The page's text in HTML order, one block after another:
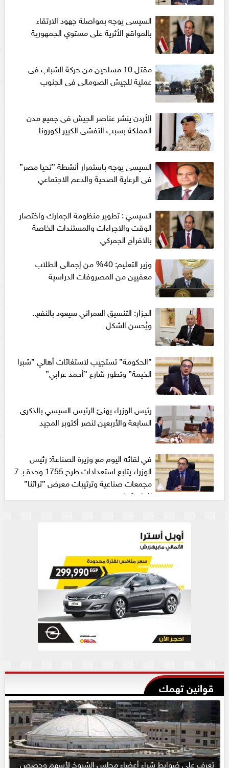
السيسى يوجه بمواصلة جهود الارتقاء
بالمواقع الأثرية على مستوي الجمهورية
مقتل 10 مسلحين من حركة الشباب فى
عملية للجيش الصومالى فى الجنوب
الأردن ينشر عناصر الجيش فى جميع مدن
المملكة بسبب التفشى الكبير لكورونا
السيسى يوجه باستمرار أنشطة ”تحيا مصر”
فى الرعاية الصحية والدعم الاجتماعي
السيسي : تطوير منظومة الجمارك واختصار
الوقت والاجراءات والمستندات الخاصة
بالافراج الجمركي
وزير التعليم: 40% من إجمالى الطلاب
معفيين من المصروفات الدراسية
الجزار: التنسيق العمراني سيعود بالنفع..
ويُحسن الشكل
”الحكومة” تستجيب لاستغاثات أهالي ”شبرا
الخيمة” وتطور شارع ”أحمد عرابي”
رئيس الوزراء يهنئ الرئيس السيسي بالذكرى
السابعة والأربعين لنصر أكتوبر المجيد
في لقائه اليوم مع وزيرة الصناعة: رئيس
الوزراء يتابع استعدادات طرح 1755 وحدة بـ 7
مجمعات صناعية وترتيبات معرض ”تراثنا”
للعام الجاري
قوانين تهمك
تعرف على ضوابط شراء أعضاء مجلس الشيوخ لأسهم وحصص